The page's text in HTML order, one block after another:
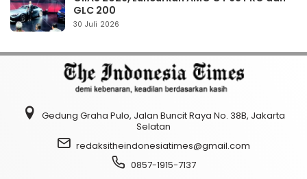
GLC 200
30 Juli 2026
Gedung Graha Pulo, Jalan Buncit Raya No. 38B, Jakarta
Selatan
redaksitheindonesiatimes@gmail.com
0857-1915-7137